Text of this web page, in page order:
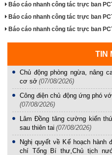
Báo cáo nhanh công tác trực ban
Báo cáo nhanh công tác trực ban
Báo cáo nhanh công tác trực ban
TIN
Chủ động phòng ngừa, nâng
cơ sở (07/08/2026)
Công điện chủ động ứng phó
(07/08/2026)
Lâm Đồng tăng cường kiến
sau thiên tai (07/08/2026)
Nghị quyết về Kế hoạch hành
chí Tổng Bí thư,Chủ tịch